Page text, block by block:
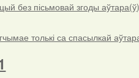
без пісьмовай згоды аўтара(ў)
толькі са спасылкай